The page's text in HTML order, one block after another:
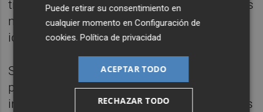
transporte. Cevisama no es solo una feria: es
motor económico y símbolo de nuestra
identidad industrial”, ha señalado Guillamón.
Según indican, este movimiento también
pone en riesgo la atracción de visitantes
internacionales específicamente interesados
Puede retirar su consentimiento en
cualquier momento enConfiguración de
cookies .Política de privacidad
ACEPTAR TODO
RECHAZAR TODO